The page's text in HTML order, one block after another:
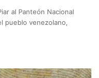
al Panteón Nacional
pueblo venezolano,